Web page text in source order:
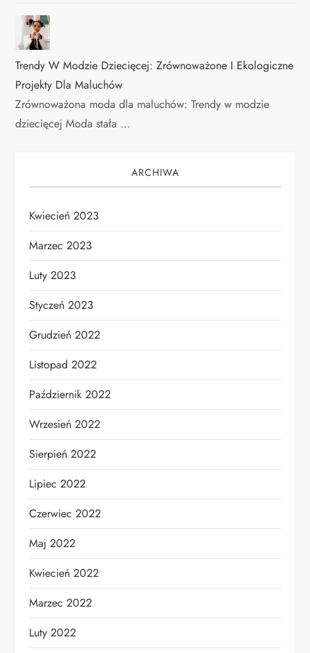
Trendy W Modzie Dziecięcej: Zrównoważone I Ekologiczne
Projekty Dla Maluchów
Zrównoważona moda dla maluchów: Trendy w modzie
dziecięcej Moda stała …
ARCHIWA
Kwiecień 2023
Marzec 2023
Luty 2023
Styczeń 2023
Grudzień 2022
Listopad 2022
Październik 2022
Wrzesień 2022
Sierpień 2022
Lipiec 2022
Czerwiec 2022
Maj 2022
Kwiecień 2022
Marzec 2022
Luty 2022